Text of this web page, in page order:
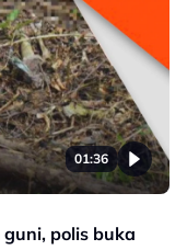
01:36
polis buka